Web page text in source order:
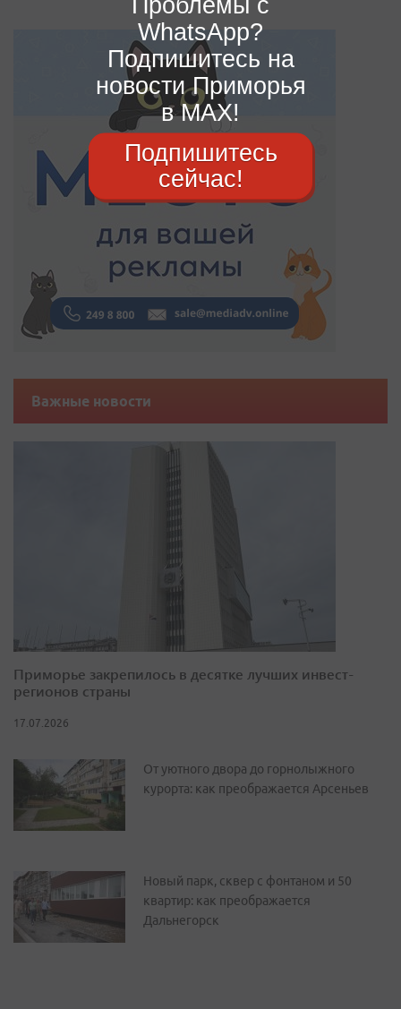
Важные новости
Приморье закрепилось в десятке лучших инвест-
регионов страны
17.07.2026
От уютного двора до горнолыжного
курорта: как преображается Арсеньев
Новый парк, сквер с фонтаном и 50
квартир: как преображается
Дальнегорск
WhatsApp?
Подпишитесь на
новости Приморья
в MAX!
Подпишитесь
сейчас!